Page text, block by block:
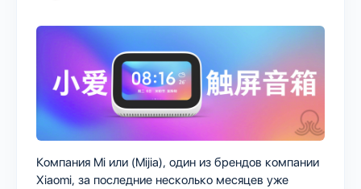
Компания Mi или (Mijia), один из брендов компании
Xiaomi, за последние несколько месяцев уже